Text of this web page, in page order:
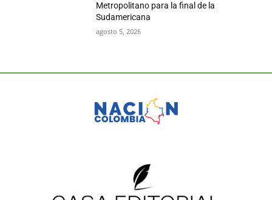
Metropolitano para la final de la
Sudamericana
agosto 5, 2026